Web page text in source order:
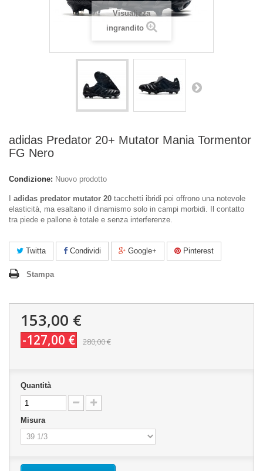
Visualizza
ingrandito
adidas Predator 20+ Mutator Mania Tormentor
FG Nero
Condizione: Nuovo prodotto
adidas predator mutator 20 tacchetti ibridi poi offrono una notevole
elasticità, ma esaltano il dinamismo solo in campi morbidi. Il contatto
tra piede e pallone è totale e senza interferenze.
Twitta Condividi Google+ Pinterest
Stampa
153,00 €
-127,00 € 280,00 €
Quantità
Misura